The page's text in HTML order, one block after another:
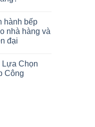
hành bếp
nhà hàng và
đại
Lựa Chọn
Công